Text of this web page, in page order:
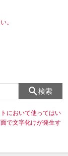
。
検索
において使ってはい
で文字化けが発生す